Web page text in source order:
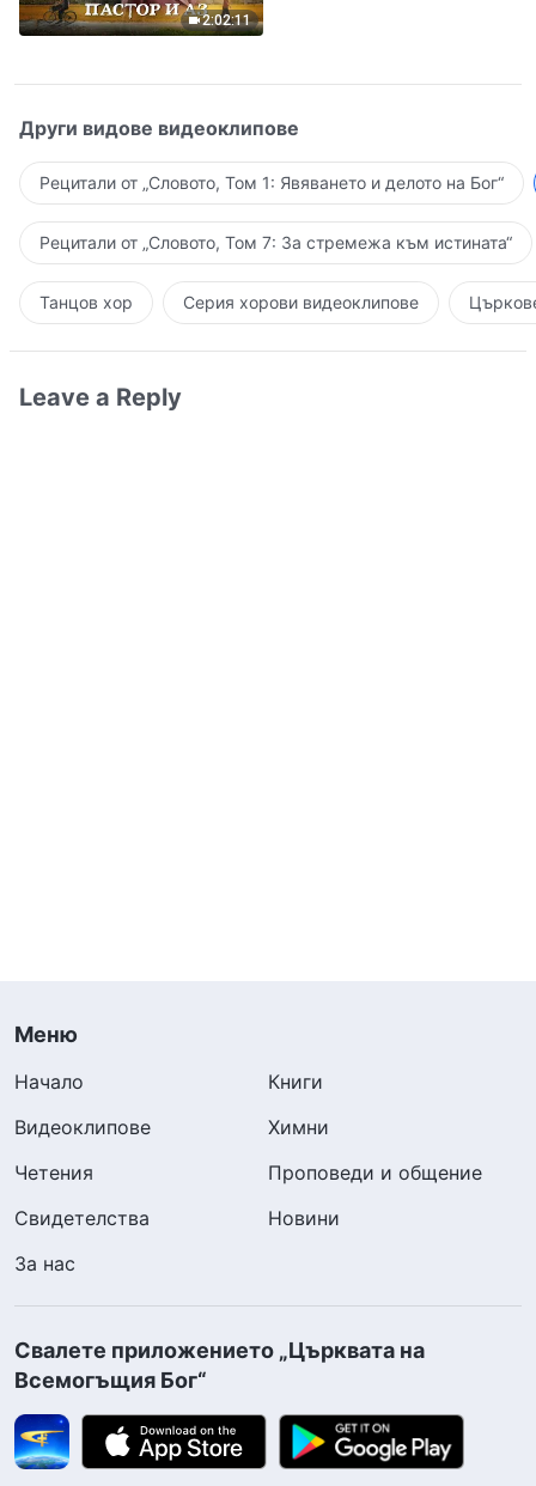
2:02:11
Други видове видеоклипове
Рецитали от „Словото, Том 1: Явяването и делото на Бог“
Рецитали от „Словото, Том 7: За стремежа към истината“
Танцов хор Серия хорови видеоклипове
Leave a Reply
Меню
Начало
Книги
Видеоклипове
Химни
Четения
Проповеди и общение
Свидетелства
Новини
За нас
Свалете приложението „Църквата на
Всемогъщия Бог“